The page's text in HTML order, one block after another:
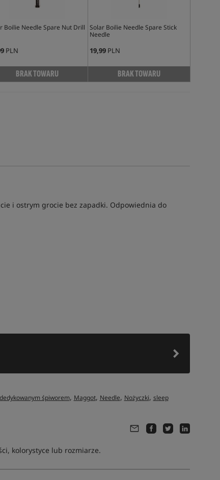
Boilie Needle Spare Nut Drill
PLN
BRAK TOWARU
Solar Boilie Needle Spare Stick
Needle
19,99PLN
BRAK TOWARU
i ostrym grocie bez zapadki. Odpowiednia do
śpiworem, Maggot, Needle, Nożyczki, sleep
kolorystyce lub rozmiarze.